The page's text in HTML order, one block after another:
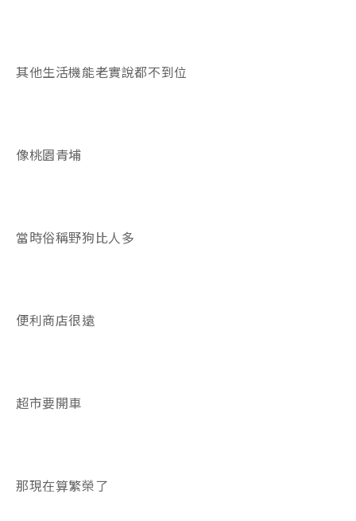
其他生活機能老實說都不到位
像桃園青埔
當時俗稱野狗比人多
便利商店很遠
超市要開車
那現在算繁榮了